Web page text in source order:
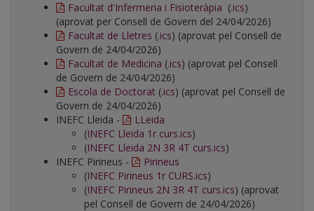
Facultat d'Infermeria i Fisioteràpia (.ics)
(aprovat per Consell de Govern del 24/04/2026)
Facultat de Lletres (.ics) (aprovat pel Consell de
Govern de 24/04/2026)
Facultat de Medicina (.ics) (aprovat pel Consell
de Govern de 24/04/2026)
Escola de Doctorat (.ics) (aprovat pel Consell de
Govern de 24/04/2026)
INEFC Lleida -
LLeida
(INEFC Lleida 1r curs.ics)
(INEFC Lleida 2N 3R 4T curs.ics)
INEFC Pirineus -
Pirineus
(INEFC Pirineus 1r CURS.ics)
(INEFC Pirineus 2N 3R 4T curs.ics) (aprovat
pel Consell de Govern de 24/04/2026)